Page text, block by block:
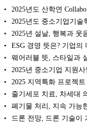
2025년도 산학연
2025년도 중소기업기
2025년 설날, 행복과 웃
ESG 경영 뜻은? 기업의
웨어러블 뜻, 스타일과
2025년 중소기업 지원
2025 지역특화 프로젝
줄기세포 치료, 차세대
폐기물 처리, 지속 가능
드론 전망, 드론 기술이